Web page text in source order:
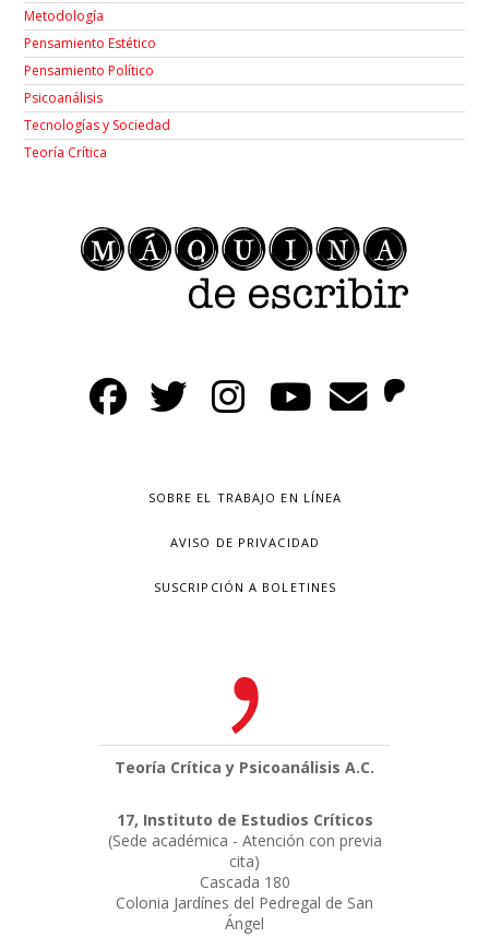
Metodología
Pensamiento Estético
Pensamiento Político
Psicoanálisis
Tecnologías y Sociedad
Teoría Crítica
SOBRE EL TRABAJO EN LÍNEA
AVISO DE PRIVACIDAD
SUSCRIPCIÓN A BOLETINES
Teoría Crítica y Psicoanálisis A.C.
17, Instituto de Estudios Críticos
(Sede académica - Atención con previa
cita)
Cascada 180
Colonia Jardínes del Pedregal de San
Ángel